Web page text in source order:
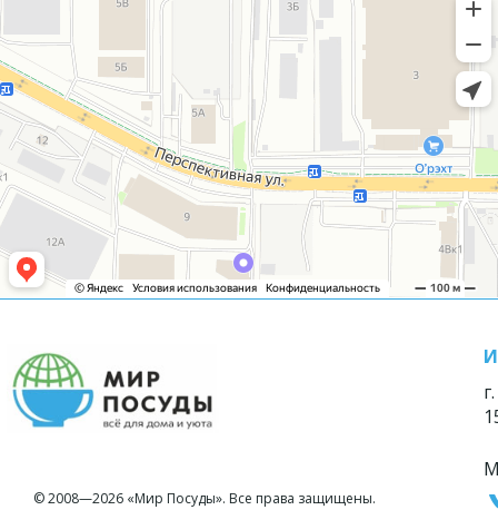
© 2008—2026 «Мир Посуды». Все права защищены.